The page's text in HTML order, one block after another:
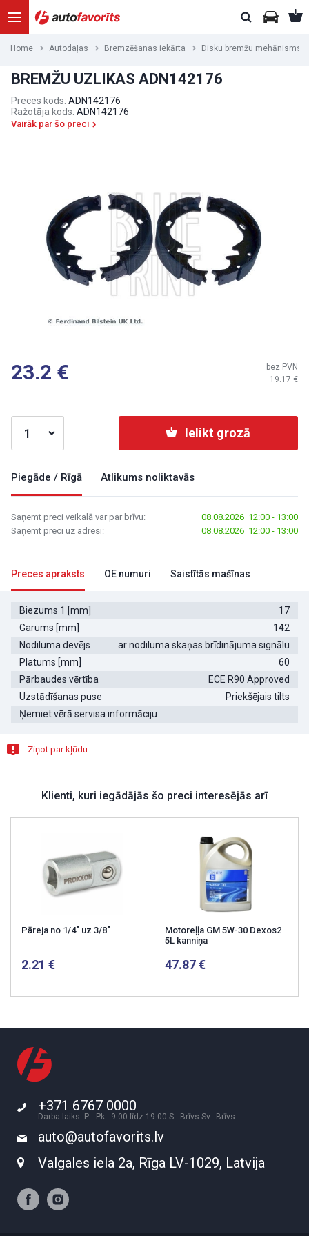
Home Autodaļas Bremzēšanas iekārta Disku bremžu mehānisms
BREMŽU UZLIKAS ADN142176
Preces kods: ADN142176
Ražotāja kods: ADN142176
Vairāk par šo preci
23.2 19.17
bez PVN
Ielikt grozā
Piegāde / Rīgā Atlikums noliktavās
Saņemt preci veikalā var par brīvu:
08.08.2026 12:00 - 13:00
Saņemt preci uz adresi:
08.08.2026 12:00 - 13:00
Preces apraksts OE numuri Saistītās mašīnas
Biezums 1 [mm]
17
Garums [mm]
142
Nodiluma devējs
ar nodiluma skaņas brīdinājuma signālu
Platums [mm]
60
Pārbaudes vērtība
ECE R90 Approved
Uzstādīšanas puse
Priekšējais tilts
Ņemiet vērā servisa informāciju
Ziņot par kļūdu
Klienti, kuri iegādājās šo preci interesējās arī
Pāreja no 1/4" uz 3/8"
2.21
Motoreļļa GM 5W-30 Dexos2
5L kanniņa
47.87
+371 6767 0000
Darba laiks: P. - Pk.: 9:00 līdz 19:00 S.: Brīvs Sv.: Brīvs
auto@autofavorits.lv
Valgales iela 2a, Rīga LV-1029, Latvija